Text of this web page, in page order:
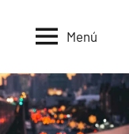
Menú